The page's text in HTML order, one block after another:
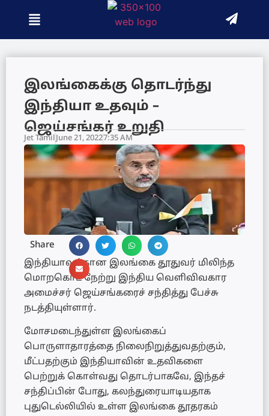
இலங்கைக்கு தொடர்ந்து
இந்தியா உதவும் –
ஜெய்சங்கர் உறுதி
Jet Tamil June 21, 20227:35 AM
Share
இந்தியாவுக்கான இலங்கை தூதுவர் மிலிந்த
மொறகொட நேற்று இந்திய வெளிவிவகார
அமைச்சர் ஜெய்சங்கரைச் சந்தித்து பேச்சு
நடத்தியுள்ளார்.
மோசமடைந்துள்ள இலங்கைப்
பொருளாதாரத்தை நிலைநிறுத்துவதற்கும்,
மீட்பதற்கும் இந்தியாவின் உதவிகளை
பெற்றுக் கொள்வது தொடர்பாகவே, இந்தச்
சந்திப்பின் போது, கலந்துரையாடியதாக
புதுடெல்லியில் உள்ள இலங்கை தூதரகம்